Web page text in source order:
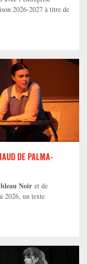
2026-2027 à titre de
DE PALMA-
Noir et de
2026, un texte